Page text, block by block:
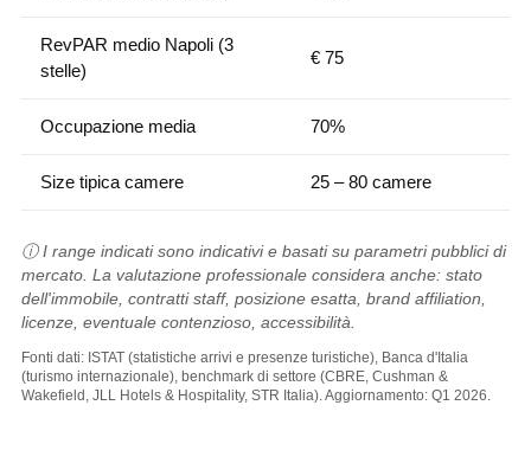
RevPAR medio Napoli (3
stelle)
€ 75
Occupazione media 70%
Size tipica camere 25 – 80 camere
ⓘ I range indicati sono indicativi e basati su parametri pubblici di
mercato. La valutazione professionale considera anche: stato
dell'immobile, contratti staff, posizione esatta, brand affiliation,
licenze, eventuale contenzioso, accessibilità.
Fonti dati: ISTAT (statistiche arrivi e presenze turistiche), Banca d'Italia
(turismo internazionale), benchmark di settore (CBRE, Cushman &
Wakefield, JLL Hotels & Hospitality, STR Italia). Aggiornamento: Q1 2026.